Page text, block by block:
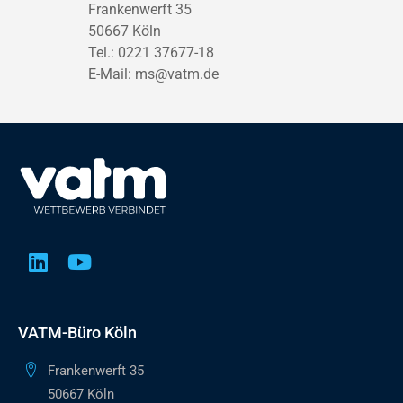
Frankenwerft 35
50667 Köln
Tel.: 0221 37677-18
E-Mail: ms@vatm.de
VATM-Büro Köln
Frankenwerft 35
50667 Köln